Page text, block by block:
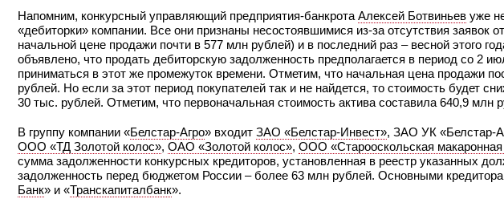
Напомним, конкурсный управляющий предприятия-банкрота Алексей Ботвиньев уже
«дебиторки» компании. Все они признаны несостоявшимися из-за отсутствия заявок
начальной цене продажи почти в 577 млн рублей) и в последний раз – весной этого
объявлено, что продать дебиторскую задолженность предполагается в период со 2
приниматься в этот же промежуток времени. Отметим, что начальная цена продажи
рублей. Но если за этот период покупателей так и не найдется, то стоимость будет
30 тыс. рублей. Отметим, что первоначальная стоимость актива составила 640,9 млн
В группу компании «Белстар-Агро» входит ЗАО «Белстар-Инвест», ЗАО УК «Белстар-
ООО «ТД Золотой колос», ОАО «Золотой колос», ООО «Старооскольская
сумма задолженности конкурсных кредиторов, установленная в реестр указанных
задолженность перед бюджетом России – более 63 млн рублей. Основными
Банк» и «Транскапиталбанк».